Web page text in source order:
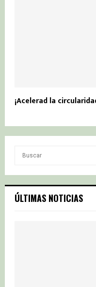
¡Acelerad la
c
h
ÚLTIMAS NOTICIAS